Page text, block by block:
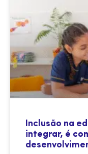
Inclusão na
integrar, é